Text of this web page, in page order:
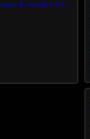
du monde 8 off